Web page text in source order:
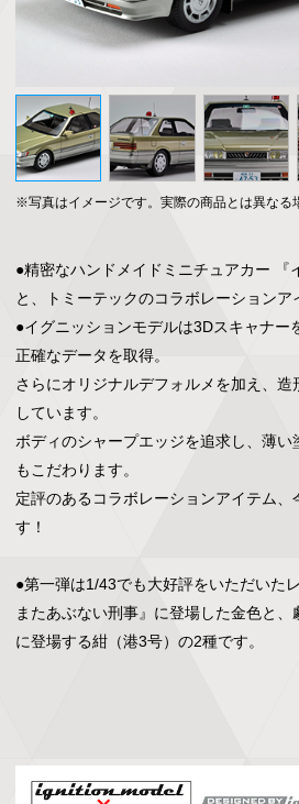
※写真はイメージです。実際の商品とは異なる
●精密なハンドメイドミニチュアカー 『
と、トミーテックのコラボレーションア
●イグニッションモデルは3Dスキャナー
正確なデータを取得。
さらにオリジナルデフォルメを加え、
しています。
ボディのシャープエッジを追求し、薄い
もこだわります。
定評のあるコラボレーションアイテム
す！
●第一弾は1/43でも大好評をいただいた
またあぶない刑事』に登場した金色と、
に登場する紺（港3号）の2種です。